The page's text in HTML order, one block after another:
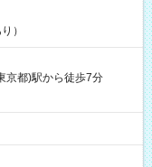
）
京都)駅から徒歩7分